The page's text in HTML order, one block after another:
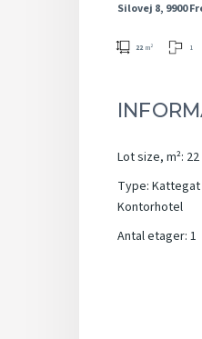
Silovej 8, 9900
22 m² 1
Lot size, m²: 22
Type: Kattegat
Kontorhotel
Antal etager: 1